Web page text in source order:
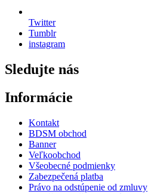
Twitter
Tumblr
instagram
Sledujte nás
Informácie
Kontakt
BDSM obchod
Banner
Veľkoobchod
Všeobecné podmienky
Zabezpečená platba
Právo na odstúpenie od zmluvy